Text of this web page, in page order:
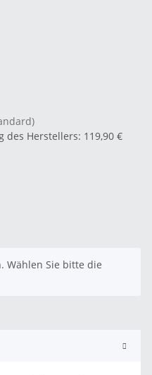
des Herstellers: 119,90 €
Wählen Sie bitte die